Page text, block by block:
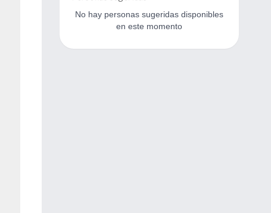
No hay personas sugeridas disponibles
en este momento